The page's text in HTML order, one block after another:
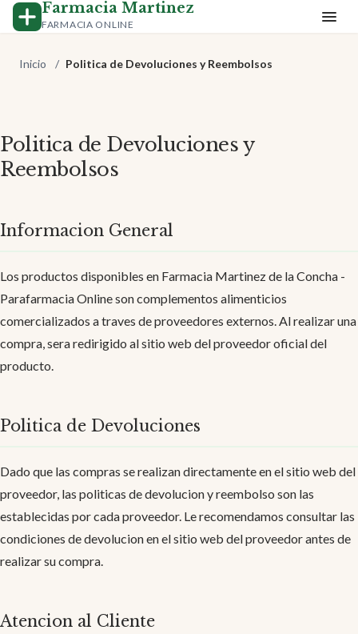
Farmacia Martinez
FARMACIA ONLINE
Inicio / Politica de Devoluciones y Reembolsos
Politica de Devoluciones y
Reembolsos
Informacion General
Los productos disponibles en Farmacia Martinez de la Concha -
Parafarmacia Online son complementos alimenticios
comercializados a traves de proveedores externos. Al realizar una
compra, sera redirigido al sitio web del proveedor oficial del
producto.
Politica de Devoluciones
Dado que las compras se realizan directamente en el sitio web del
proveedor, las politicas de devolucion y reembolso son las
establecidas por cada proveedor. Le recomendamos consultar las
condiciones de devolucion en el sitio web del proveedor antes de
realizar su compra.
Atencion al Cliente